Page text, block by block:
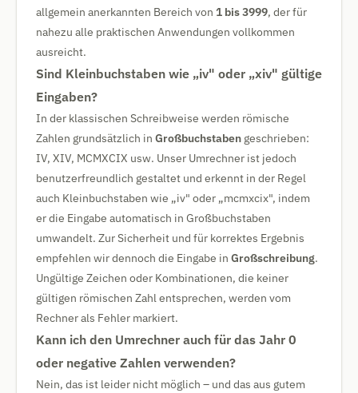
allgemein anerkannten Bereich von 1 bis 3999, der für
nahezu alle praktischen Anwendungen vollkommen
ausreicht.
Sind Kleinbuchstaben wie „iv" oder „xiv" gültige
Eingaben?
In der klassischen Schreibweise werden römische
Zahlen grundsätzlich in Großbuchstaben geschrieben:
IV, XIV, MCMXCIX usw. Unser Umrechner ist jedoch
benutzerfreundlich gestaltet und erkennt in der Regel
auch Kleinbuchstaben wie „iv" oder „mcmxcix", indem
er die Eingabe automatisch in Großbuchstaben
umwandelt. Zur Sicherheit und für korrektes Ergebnis
empfehlen wir dennoch die Eingabe in Großschreibung.
Ungültige Zeichen oder Kombinationen, die keiner
gültigen römischen Zahl entsprechen, werden vom
Rechner als Fehler markiert.
Kann ich den Umrechner auch für das Jahr 0
oder negative Zahlen verwenden?
Nein, das ist leider nicht möglich – und das aus gutem